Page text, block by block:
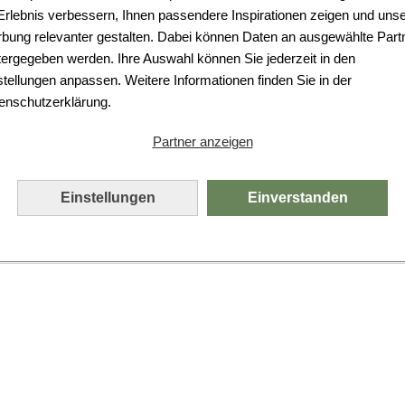
verbessern, Ihnen passendere Inspirationen zeigen und
relevanter gestalten. Dabei können Daten an ausgewählte
werden. Ihre Auswahl können Sie jederzeit in den
anpassen. Weitere Informationen finden Sie in der
Partner anzeigen
Einstellungen Einverstanden